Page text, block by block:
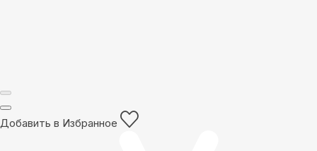
Добавить в Избранное